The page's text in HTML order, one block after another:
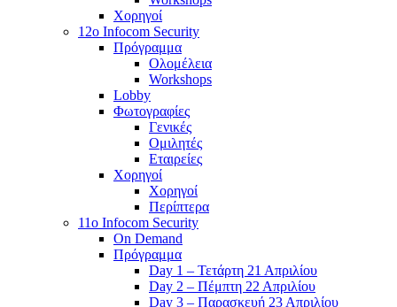
Χορηγοί
12o Infocom Security
Πρόγραμμα
Ολομέλεια
Workshops
Lobby
Φωτογραφίες
Γενικές
Ομιλητές
Εταιρείες
Χορηγοί
Χορηγοί
Περίπτερα
11o Infocom Security
On Demand
Πρόγραμμα
Day 1 – Τετάρτη 21 Απριλίου
Day 2 – Πέμπτη 22 Απριλίου
Day 3 – Παρασκευή 23 Απριλίου